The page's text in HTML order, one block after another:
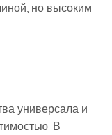
но высоким
универсала и
В